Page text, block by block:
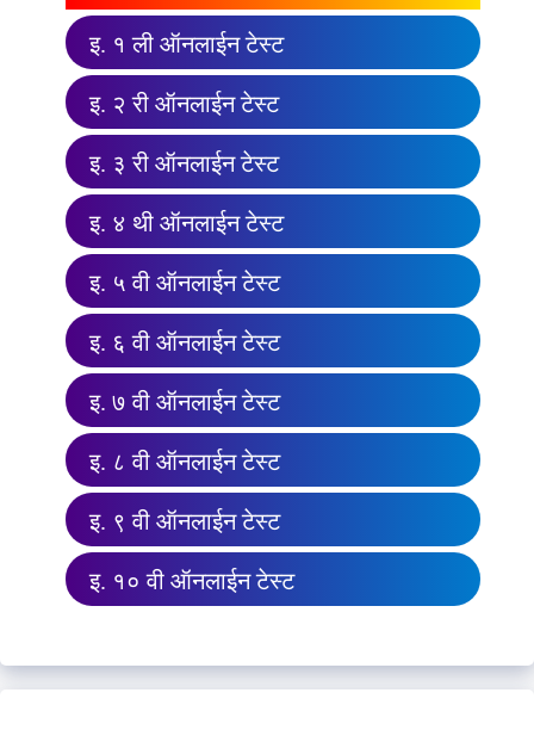
इ. १ ली ऑनलाईन टेस्ट
इ. २ री ऑनलाईन टेस्ट
इ. ३ री ऑनलाईन टेस्ट
इ. ४ थी ऑनलाईन टेस्ट
इ. ५ वी ऑनलाईन टेस्ट
इ. ६ वी ऑनलाईन टेस्ट
इ. ७ वी ऑनलाईन टेस्ट
इ. ८ वी ऑनलाईन टेस्ट
इ. ९ वी ऑनलाईन टेस्ट
इ. १० वी ऑनलाईन टेस्ट